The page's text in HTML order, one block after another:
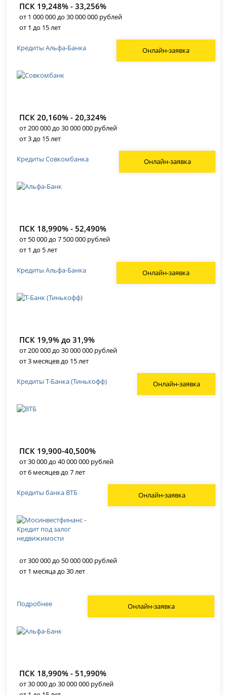
ПСК 19,248% - 33,256%
от 1 000 000 до 30 000 000 рублей
от 1 до 15 лет
Онлайн-заявка
Кредиты Альфа-Банка
ПСК 20,160% - 20,324%
от 200 000 до 30 000 000 рублей
от 3 до 15 лет
Онлайн-заявка
Кредиты Совкомбанка
ПСК 18,990% - 52,490%
от 50 000 до 7 500 000 рублей
от 1 до 5 лет
Онлайн-заявка
Кредиты Альфа-Банка
ПСК 19,9% до 31,9%
от 200 000 до 30 000 000 рублей
от 3 месяцев до 15 лет
Онлайн-заявка
Кредиты Т-Банка (Тинькофф)
ПСК 19,900-40,500%
от 30 000 до 40 000 000 рублей
от 6 месяцев до 7 лет
Онлайн-заявка
Кредиты банка ВТБ
от 300 000 до 50 000 000 рублей
от 1 месяца до 30 лет
Онлайн-заявка
Подробнее
ПСК 18,990% - 51,990%
от 30 000 до 30 000 000 рублей